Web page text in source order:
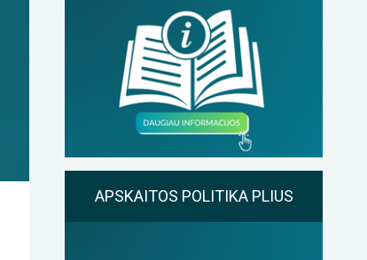
APSKAITOS POLITIKA PLIUS